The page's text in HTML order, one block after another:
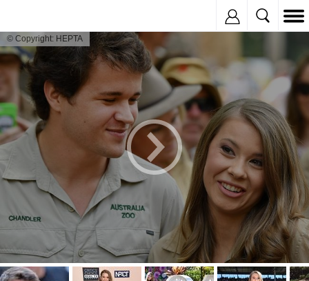
© Copyright: HEPTA